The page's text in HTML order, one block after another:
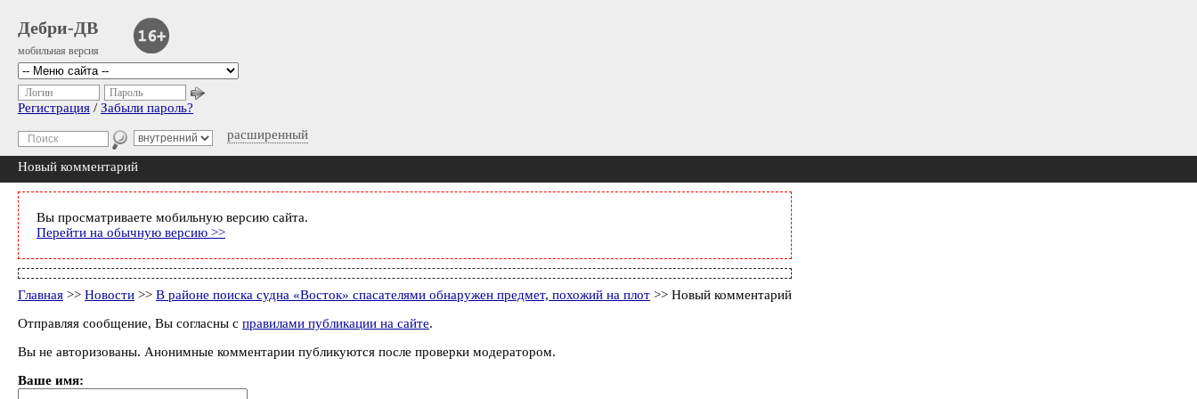
Дебри-ДВ
мобильная версия
расширенный
Логин Пароль
Регистрация / Забыли пароль?
Новый комментарий
Вы просматриваете мобильную версию сайта.
Перейти на обычную версию >>
Главная >> Новости >> В районе поиска судна «Восток» спасателями обнаружен предмет, похожий на плот >> Новый комментарий
Отправляя сообщение, Вы согласны с правилами публикации на сайте.
Вы не авторизованы. Анонимные комментарии публикуются после проверки модератором.
Ваше имя: